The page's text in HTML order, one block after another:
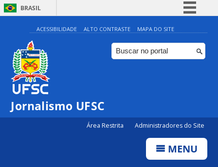
BRASIL
Simplifique!
Comunica BR
Participe
ACESSIBILIDADE ALTO CONTRASTE MAPA DO SITE
Jornalismo UFSC
Área Restrita Administradores do Site
MENU